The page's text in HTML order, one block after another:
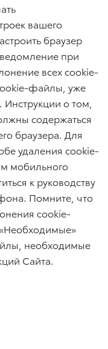
вашего
браузер
при
всех cookie-
файлы, уже
о том,
содержаться
браузера. Для
удаления cookie-
мобильного
к руководству
Помните, что
cookie-
необходимые
Сайта.